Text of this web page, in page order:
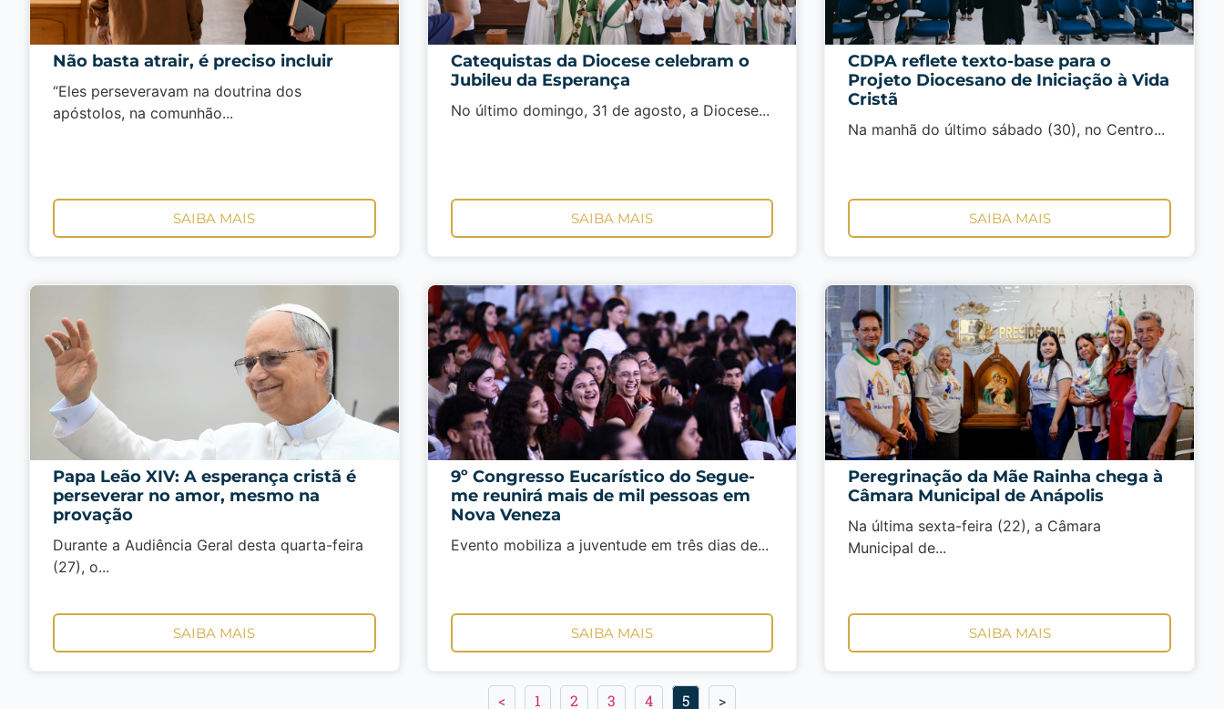
Não basta atrair, é preciso incluir
“Eles perseveravam na doutrina dos
apóstolos, na comunhão...
SAIBA MAIS
Catequistas da Diocese celebram o
Jubileu da Esperança
No último domingo, 31 de agosto, a Diocese...
SAIBA MAIS
CDPA reflete texto-base para o
Projeto Diocesano de Iniciação à Vida
Cristã
Na manhã do último sábado (30), no Centro...
SAIBA MAIS
Papa Leão XIV: A esperança cristã é
perseverar no amor, mesmo na
provação
Durante a Audiência Geral desta quarta-feira
(27), o...
SAIBA MAIS
9º Congresso Eucarístico do Segue-
me reunirá mais de mil pessoas em
Nova Veneza
Evento mobiliza a juventude em três dias de...
SAIBA MAIS
Peregrinação da Mãe Rainha chega à
Câmara Municipal de Anápolis
Na última sexta-feira (22), a Câmara
Municipal de...
SAIBA MAIS
< 1 2 3 4 5 >